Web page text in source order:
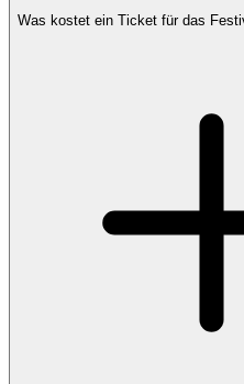
Was kostet ein Ticket für das